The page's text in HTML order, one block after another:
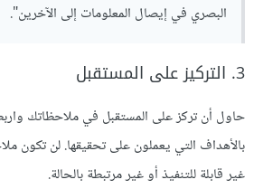
البصري في إيصال المعلومات إلى الآخرين".
3. التركيز على المستقبل
حاول أن تركز على المستقبل في ملاحظاتك
بالأهداف التي يعملون على تحقيقها. لن تكون
غير قابلة للتنفيذ أو غير مرتبطة بالحالة.